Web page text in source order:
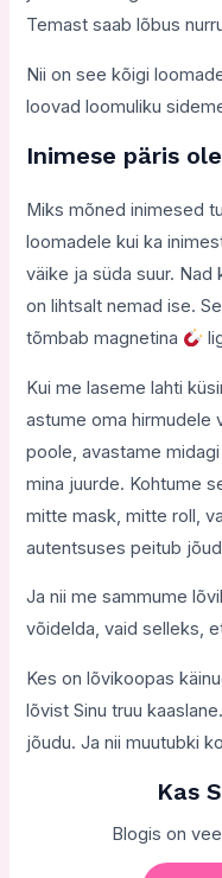
Temast saab lõbus
Nii on see kõigi
loovad loomuliku
Inimese päris
Miks mõned inimesed
loomadele kui ka
väike ja süda suur. Nad
on lihtsalt nemad ise.
tõmbab magnetina
Kui me laseme lahti
astume oma hirmudele
poole, avastame
mina juurde. Kohtume
mitte mask, mitte roll,
autentsuses peitub
Ja nii me sammume
võidelda, vaid selleks,
Kes on lõvikoopas
lõvist Sinu truu
jõudu. Ja nii muutubki
Kas
Blogis on